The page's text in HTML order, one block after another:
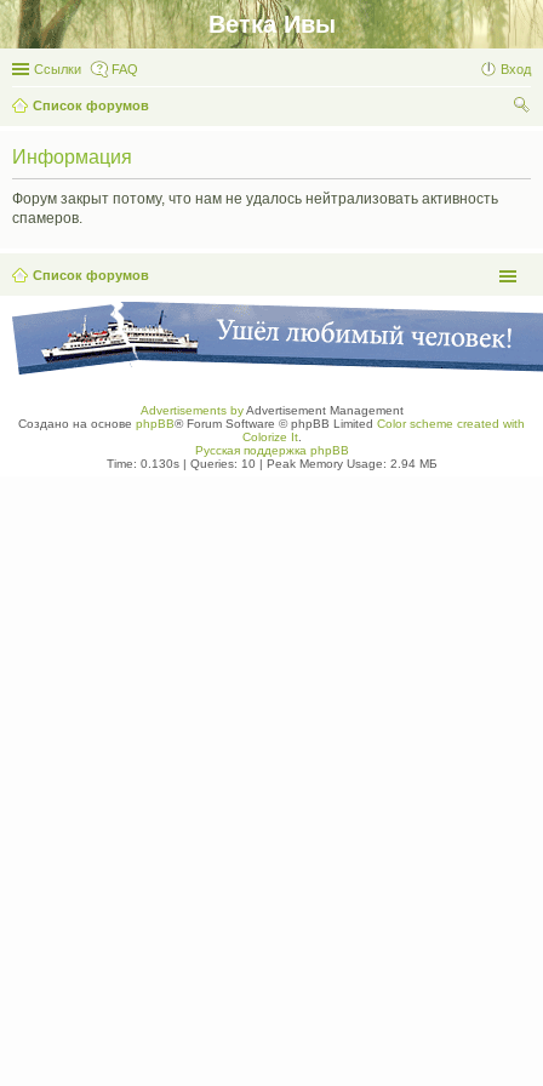
Ветка Ивы
Ссылки FAQ Вход
Список форумов
Информация
Форум закрыт потому, что нам не удалось нейтрализовать активность
спамеров.
Список форумов
Advertisements byAdvertisement Management
Создано на основе phpBB® Forum Software © phpBB Limited Color scheme created with
Colorize It.
Русская поддержка phpBB
Time: 0.130s| Queries: 10| Peak Memory Usage: 2.94 МБ